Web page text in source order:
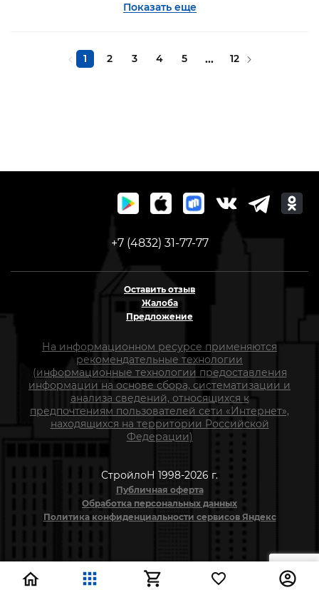
Показать еще
1 2 3 4 5 ... 12
+7 (4832) 31-77-77
Оставить отзыв
Жалоба
Предложение
На информационном ресурсе применяются
рекомендательные технологии
(информационные технологии предоставления
информации на основе сбора, систематизации и
анализа сведений, относящихся к
предпочтениям пользователей сети «Интернет»,
находящихся на территории Российской
Федерации)
СтройлоН 1998-2026 г.
Публичная оферта
Обработка персональных данных
Политика конфиденциальности сервисов Яндекс